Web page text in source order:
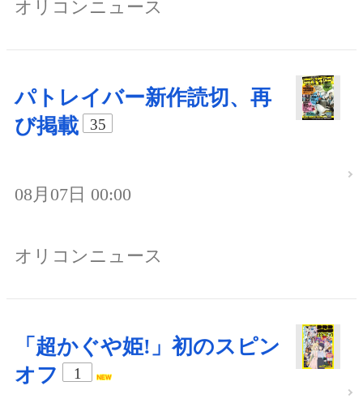
オリコンニュース
パトレイバー新作読切、再
び掲載
35
08月07日 00:00
オリコンニュース
「超かぐや姫!」初のスピン
オフ
1